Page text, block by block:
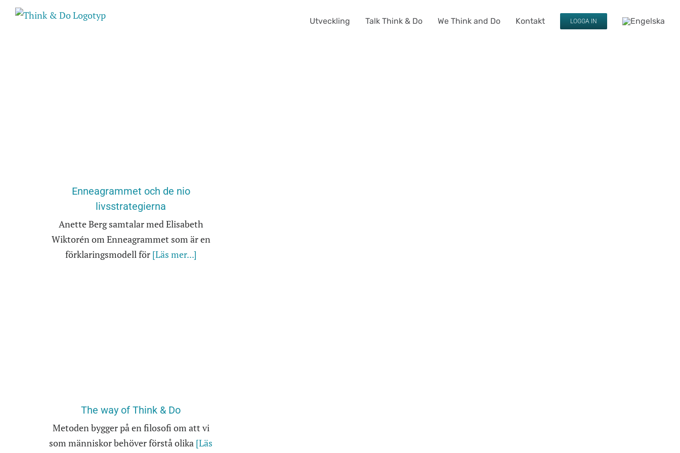
Fortsätt
Utveckling Talk Think & Do We Think and Do Kontakt LOGGA IN
Enneagrammet och de nio
livsstrategierna
Anette Berg samtalar med Elisabeth
Wiktorén om Enneagrammet som är en
förklaringsmodell för [Läs mer...]
The way of Think & Do
Metoden bygger på en filosofi om att vi
som människor behöver förstå olika [Läs